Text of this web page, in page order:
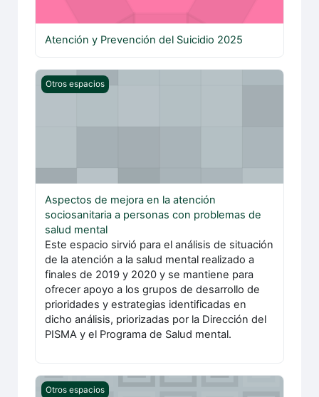
Atención y Prevención del Suicidio 2025
Aspectos de mejora en la atención sociosanitaria a
Otros espacios
Aspectos de mejora en la atención
sociosanitaria a personas con problemas de
salud mental
Este espacio sirvió para el análisis de situación
de la atención a la salud mental realizado a
finales de 2019 y 2020 y se mantiene para
ofrecer apoyo a los grupos de desarrollo de
prioridades y estrategias identificadas en
dicho análisis, priorizadas por la Dirección del
PISMA y el Programa de Salud mental.
Diseño Materiales Salud Mental y Migraciones Marzo
Otros espacios